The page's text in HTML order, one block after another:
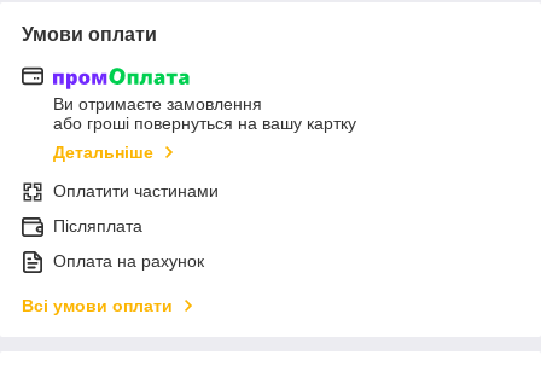
Умови оплати
Ви отримаєте замовлення
або гроші повернуться на вашу картку
Детальніше
Оплатити частинами
Післяплата
Оплата на рахунок
Всі умови оплати